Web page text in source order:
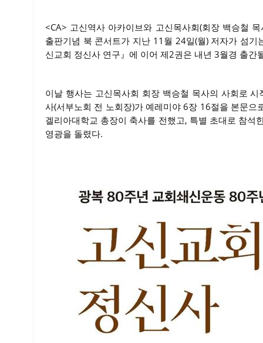
<CA> 고신역사 아카이브와 고신목사회(회장 백승철
출판기념 북 콘서트가 지난 11월 24일(월) 저자가 섬
신교회 정신사 연구』에 이어 제2권은 내년 3월경 출간
이날 행사는 고신목사회 회장 백승철 목사의 사회로
사(서부노회 전 노회장)가 예레미야 6장 16절을 본문으
겔리아대학교 총장이 축사를 전했고, 특별 초대로 참석
영광을 돌렸다.